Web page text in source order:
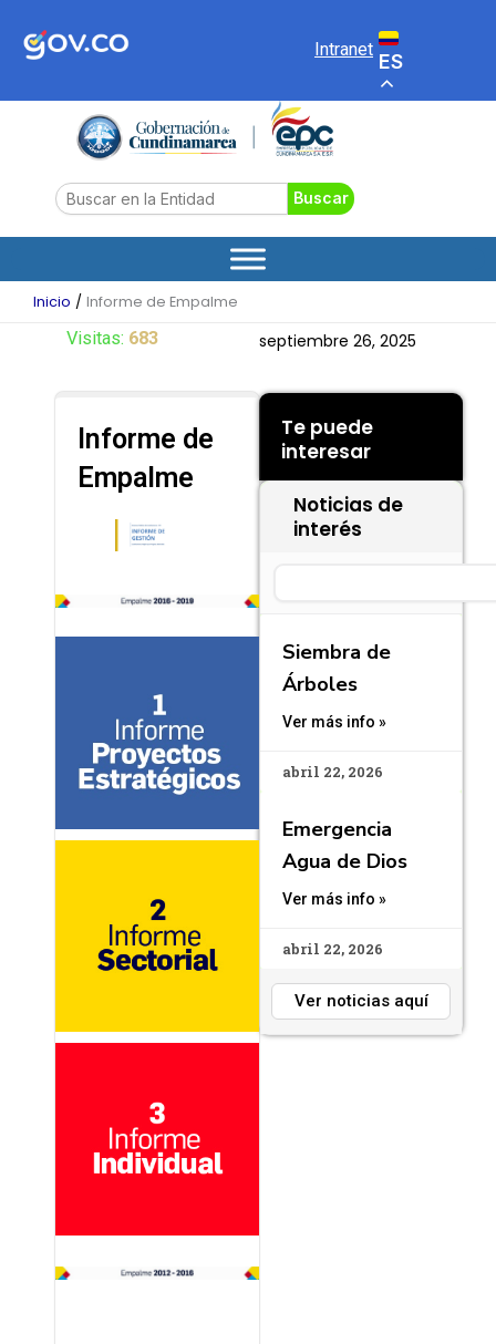
Intranet
ES
Search Buscar
Inicio Informe de Empalme
septiembre 26, 2025
Te puede
interesar
Noticias de
interés
Siembra de
Árboles
Ver más info »
abril 22, 2026
Emergencia
Agua de Dios
Ver más info »
abril 22, 2026
Ver noticias aquí
Visitas: 683
Informe de
Empalme